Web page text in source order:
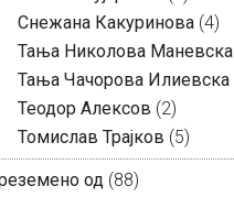
Снежана Какуринова (4)
Тања Николова Маневска
Тања Чачорова Илиевска
Теодор Алексов (2)
Томислав Трајков (5)
од (88)